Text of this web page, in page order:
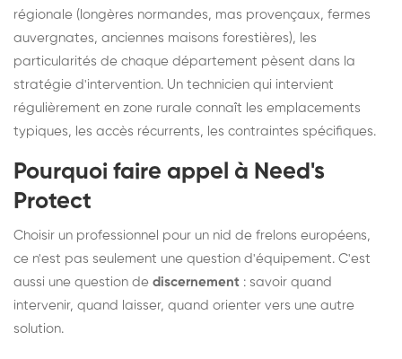
régionale (longères normandes, mas provençaux, fermes
auvergnates, anciennes maisons forestières), les
particularités de chaque département pèsent dans la
stratégie d'intervention. Un technicien qui intervient
régulièrement en zone rurale connaît les emplacements
typiques, les accès récurrents, les contraintes spécifiques.
Pourquoi faire appel à Need's
Protect
Choisir un professionnel pour un nid de frelons européens,
ce n'est pas seulement une question d'équipement. C'est
aussi une question de discernement : savoir quand
intervenir, quand laisser, quand orienter vers une autre
solution.